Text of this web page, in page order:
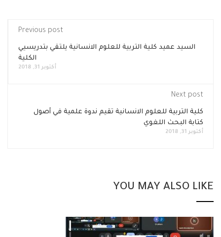
Previous post
السيد عميد كلية التربية للعلوم الانسانية يلتقي بتدريسيي
الكلية
أكتوبر 31, 2018
Next post
كلية التربية للعلوم الانسانية تقيم ندوة علمية في أصول
كتابة البحث اللغوي
أكتوبر 31, 2018
YOU MAY ALSO LIKE